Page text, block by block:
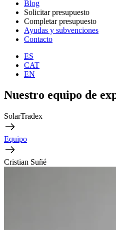
Blog
Solicitar presupuesto
Completar presupuesto
Ayudas y subvenciones
Contacto
ES
CAT
EN
Nuestro equipo de
SolarTradex
Equipo
Cristian Suñé